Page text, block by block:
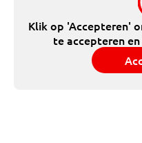
Klik op 'Accepteren'
te accepteren